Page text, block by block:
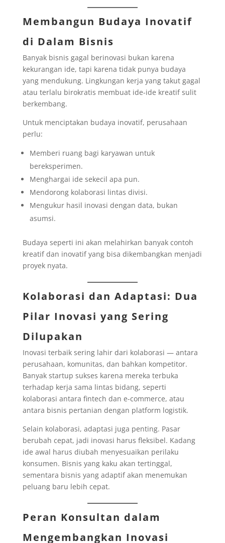
Membangun Budaya Inovatif
di Dalam Bisnis
Banyak bisnis gagal berinovasi bukan karena
kekurangan ide, tapi karena tidak punya budaya
yang mendukung. Lingkungan kerja yang takut gagal
atau terlalu birokratis membuat ide-ide kreatif sulit
berkembang.
Untuk menciptakan budaya inovatif, perusahaan
perlu:
Memberi ruang bagi karyawan untuk
bereksperimen.
Menghargai ide sekecil apa pun.
Mendorong kolaborasi lintas divisi.
Mengukur hasil inovasi dengan data, bukan
asumsi.
Budaya seperti ini akan melahirkan banyak contoh
kreatif dan inovatif yang bisa dikembangkan menjadi
proyek nyata.
Kolaborasi dan Adaptasi: Dua
Pilar Inovasi yang Sering
Dilupakan
Inovasi terbaik sering lahir dari kolaborasi — antara
perusahaan, komunitas, dan bahkan kompetitor.
Banyak startup sukses karena mereka terbuka
terhadap kerja sama lintas bidang, seperti
kolaborasi antara fintech dan e-commerce, atau
antara bisnis pertanian dengan platform logistik.
Selain kolaborasi, adaptasi juga penting. Pasar
berubah cepat, jadi inovasi harus fleksibel. Kadang
ide awal harus diubah menyesuaikan perilaku
konsumen. Bisnis yang kaku akan tertinggal,
sementara bisnis yang adaptif akan menemukan
peluang baru lebih cepat.
Peran Konsultan dalam
Mengembangkan Inovasi